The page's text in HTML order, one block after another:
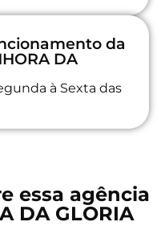
da
DA
à Sexta das
essa agência
DA GLORIA